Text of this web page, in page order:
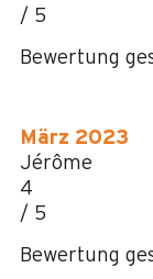
/ 5
Bewertung
März 2023
Jérôme
4
/ 5
Bewertung